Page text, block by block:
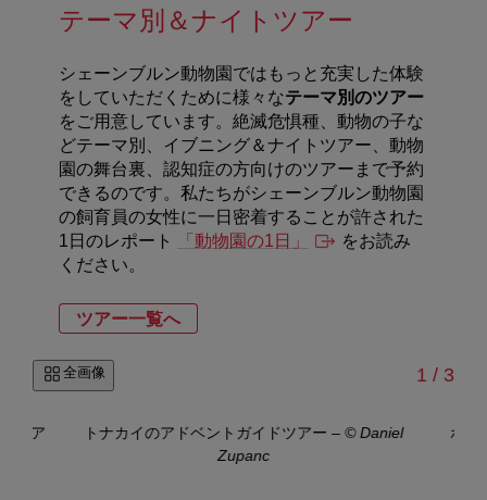
テーマ別＆ナイトツアー
シェーンブルン動物園ではもっと充実した体験
をしていただくために様々なテーマ別のツアー
をご用意しています。絶滅危惧種、動物の子な
どテーマ別、イブニング＆ナイトツアー、動物
園の舞台裏、認知症の方向けのツアーまで予約
できるのです。私たちがシェーンブルン動物園
の飼育員の女性に一日密着することが許された
1日のレポート
「動物園の1日」
をお読み
ください。
ツアー一覧へ
全画像 1 // 3
のア
トナカイのアドベントガイドツアー – © Daniel
Zupanc
ホッ